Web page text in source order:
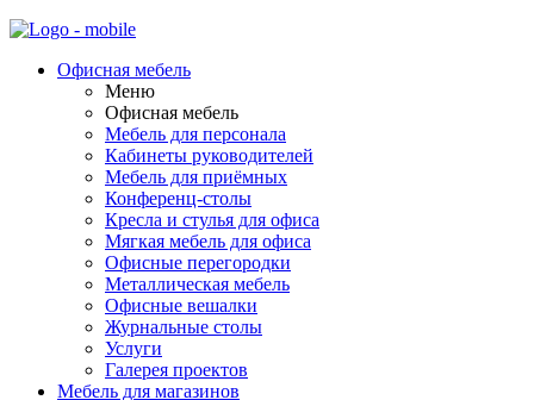
Офисная мебель
Меню
Офисная мебель
Мебель для персонала
Кабинеты руководителей
Мебель для приёмных
Конференц-столы
Кресла и стулья для офиса
Мягкая мебель для офиса
Офисные перегородки
Металлическая мебель
Офисные вешалки
Журнальные столы
Услуги
Галерея проектов
Мебель для магазинов